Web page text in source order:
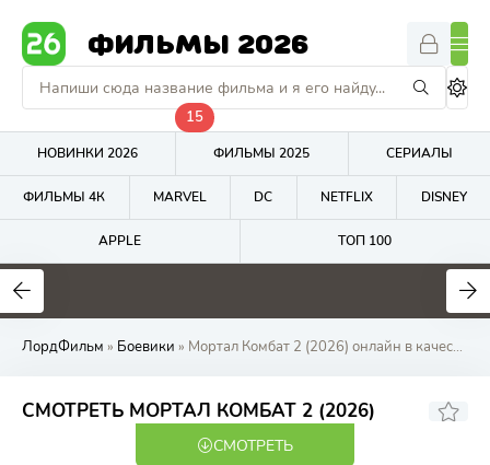
ФИЛЬМЫ 2026
НОВИНКИ 2026
15
ФИЛЬМЫ 2025 СЕРИАЛЫ
ФИЛЬМЫ 4К MARVEL DC NETFLIX DISNEY
APPLE ТОП 100
5.9
ЛордФильм » Боевики » Мортал Комбат 2 (2026) онлайн в качестве на ЛордФильм
СМОТРЕТЬ МОРТАЛ КОМБАТ 2 (2026)
WEB-DLRip
7.03
СМОТРЕТЬ